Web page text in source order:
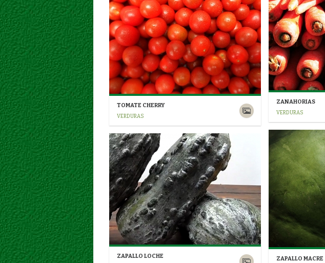
TOMATE CHERRY
VERDURAS
ZANAHORIAS
VERDURAS
ZAPALLO MACRE
ZAPALLO LOCHE